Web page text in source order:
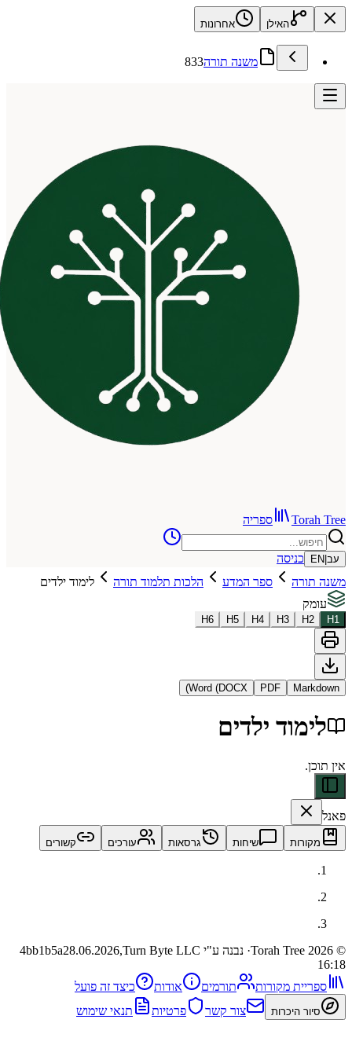
האילן אחרונות
משנה תורה833
ספריה
כניסה
ספר המדע הלכות תלמוד תורה
לימוד ילדים
H3
H4
H5
H6
PDF
Word (DOCX)
ילדים
שיחות גרסאות עורכים קשורים
· נבנה ע"י Turn Byte LLC 4bb1b5a28.06.2026,
מקורות תורמים אודות כיצד זה פועל
היכרות צור קשר פרטיות תנאי שימוש